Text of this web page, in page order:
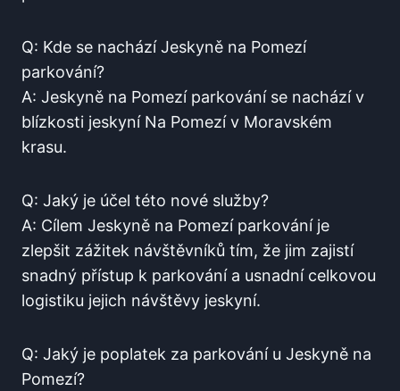
Q: Kde se nachází Jeskyně na Pomezí​
parkování?
A: Jeskyně na ​Pomezí parkování se ⁤nachází v
blízkosti jeskyní⁤ Na Pomezí v Moravském
⁣krasu.
Q: Jaký ⁣je účel této ​nové‌ služby?
A: Cílem Jeskyně na Pomezí parkování je
zlepšit zážitek návštěvníků ⁣tím, že ⁤jim zajistí
snadný​ přístup k parkování a usnadní celkovou
‌logistiku jejich návštěvy jeskyní.
Q:‍ Jaký je poplatek‍ za⁢ parkování u Jeskyně na
Pomezí?